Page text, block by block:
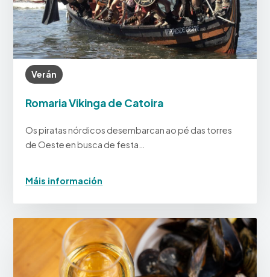
Verán
Romaria Vikinga de Catoira
Os piratas nórdicos desembarcan ao pé das torres
de Oeste en busca de festa…
Máis información